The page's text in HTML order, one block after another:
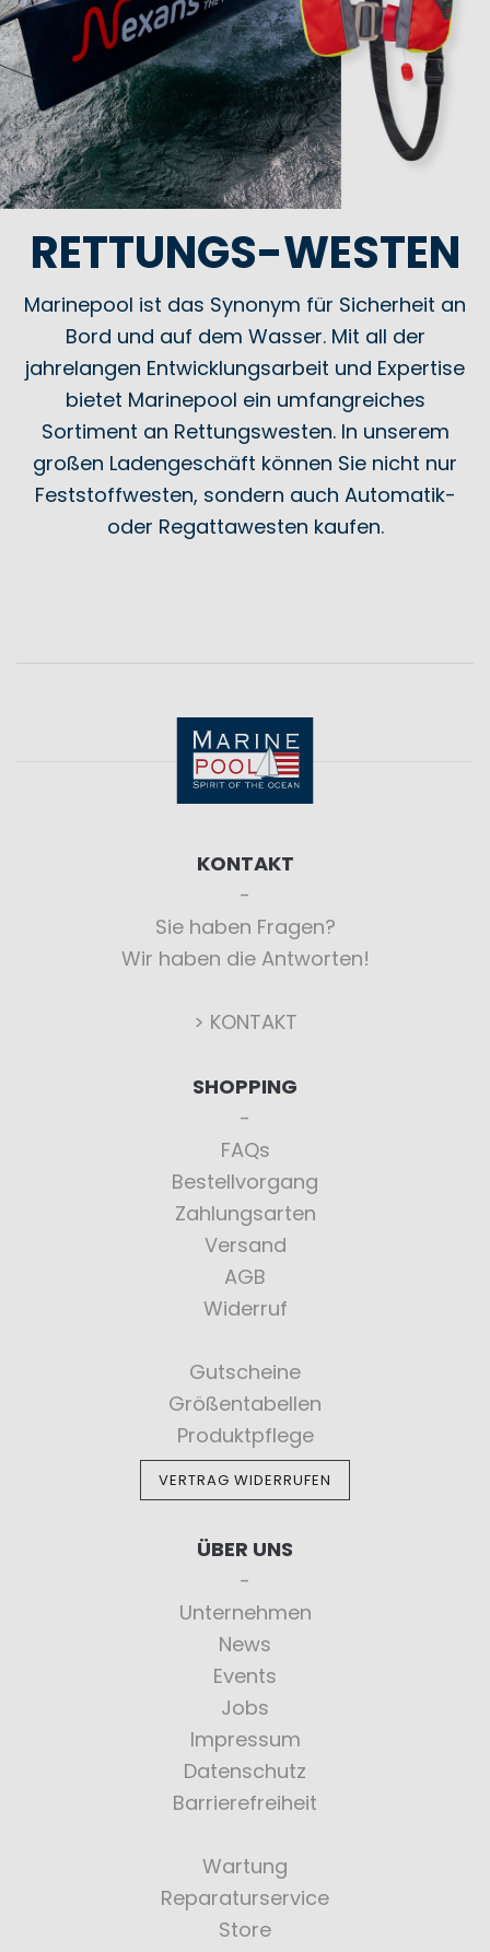
RETTUNGS-WESTEN
Marinepool ist das Synonym für Sicherheit an
Bord und auf dem Wasser. Mit all der
jahrelangen Entwicklungsarbeit und Expertise
bietet Marinepool ein umfangreiches
Sortiment an Rettungswesten. In unserem
großen Ladengeschäft können Sie nicht nur
Feststoffwesten, sondern auch Automatik-
oder Regattawesten kaufen.
KONTAKT
Sie haben Fragen?
Wir haben die Antworten!
> KONTAKT
SHOPPING
FAQs
Bestellvorgang
Zahlungsarten
Versand
AGB
Widerruf
Gutscheine
Größentabellen
Produktpflege
VERTRAG WIDERRUFEN
ÜBER UNS
Unternehmen
News
Events
Jobs
Impressum
Datenschutz
Barrierefreiheit
Wartung
Reparaturservice
Store